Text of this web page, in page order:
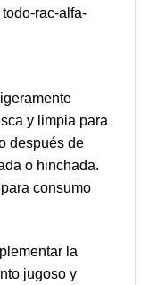
rac-alfa-
y limpia para
después de
o hinchada.
consumo
la
jugoso y